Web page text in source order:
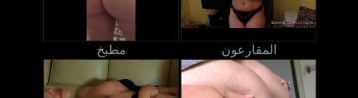
مطبخ المقارعون